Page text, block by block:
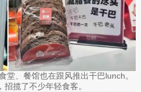
堂、餐馆也在跟风推出干巴lunch。
揽了不少年轻食客。